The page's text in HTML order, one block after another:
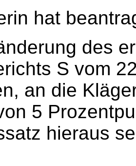
hat
des
S vom
an die
5
hieraus